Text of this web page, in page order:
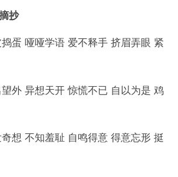
抄
蛋 哑哑学语 爱不释手 挤眉弄眼 紧
外 异想天开 惊慌不已 自以为是 鸡
想 不知羞耻 自鸣得意 得意忘形 挺